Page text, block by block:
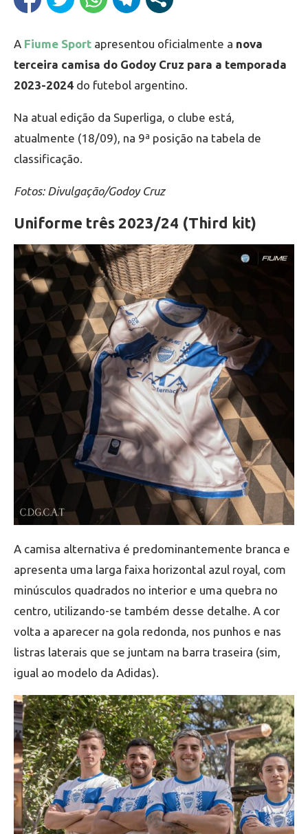
A Fiume Sport apresentou oficialmente a nova
terceira camisa do Godoy Cruz para a temporada
2023-2024 do futebol argentino.
Na atual edição da Superliga, o clube está,
atualmente (18/09), na 9ª posição na tabela de
classificação.
Fotos: Divulgação/Godoy Cruz
Uniforme três 2023/24 (Third kit)
A camisa alternativa é predominantemente branca e
apresenta uma larga faixa horizontal azul royal, com
minúsculos quadrados no interior e uma quebra no
centro, utilizando-se também desse detalhe. A cor
volta a aparecer na gola redonda, nos punhos e nas
listras laterais que se juntam na barra traseira (sim,
igual ao modelo da Adidas).